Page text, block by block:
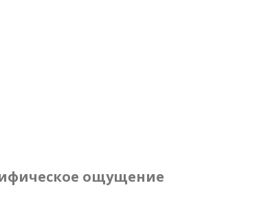
ощущение